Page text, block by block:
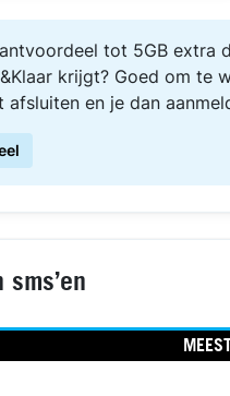
tot 5GB extra
krijgt? Goed om te
afsluiten en je dan